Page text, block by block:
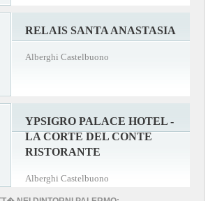
RELAIS SANTA ANASTASIA
Alberghi Castelbuono
YPSIGRO PALACE HOTEL -
LA CORTE DEL CONTE
RISTORANTE
Alberghi Castelbuono